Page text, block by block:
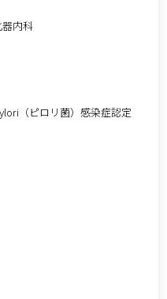
内科
（ピロリ菌）感染症認定